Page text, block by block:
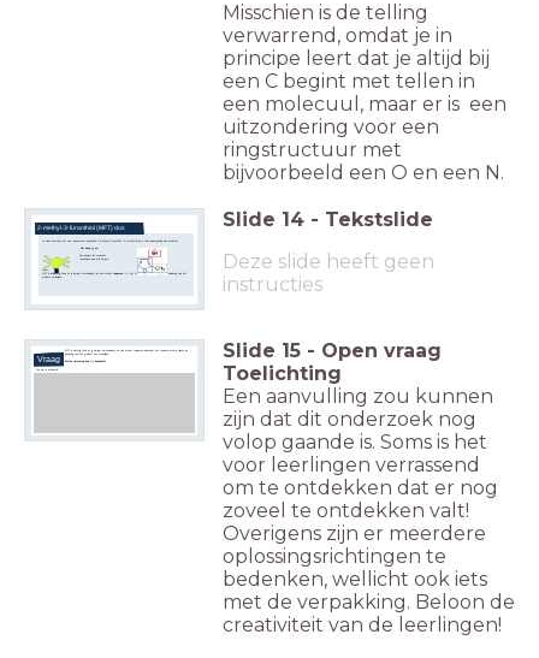
Misschien is de telling
verwarrend, omdat je in
principe leert dat je altijd bij
een C begint met tellen in
een molecuul, maar er is een
uitzondering voor een
ringstructuur met
bijvoorbeeld een O en een N.
2-methyl-3-furanthiol (MFT) dus
In vlees ontstaat het voor vleesaroma specifieke 2-methyl-3-furanthiol / 2-methyl-furan-3-thiol (naamgeving kan variëren)
Ha! denk je nu.
Dus gewoon dit molecuul
toevoegen aan mijn burger!
Maar:
MFT isvluchtig(kan uit je burger ontsnappen) en kan verderreageren -->
het typische aroma kan tijdens de bewaring van het
product verdwijnen.
Slide 14 - Tekstslide
Deze slide heeft geen
instructies
Vraag
MFT is vluchtig (kan uit je burger ontsnappen) en kan verder reageren waardoor het typische aroma tijdens de
bewaring van het product kan verdwijnen.
Welke oplossing kun jij bedenken?
Typ hier je antwoord:
Slide 15 - Open vraag
Toelichting
Een aanvulling zou kunnen
zijn dat dit onderzoek nog
volop gaande is. Soms is het
voor leerlingen verrassend
om te ontdekken dat er nog
zoveel te ontdekken valt!
Overigens zijn er meerdere
oplossingsrichtingen te
bedenken, wellicht ook iets
met de verpakking. Beloon de
creativiteit van de leerlingen!